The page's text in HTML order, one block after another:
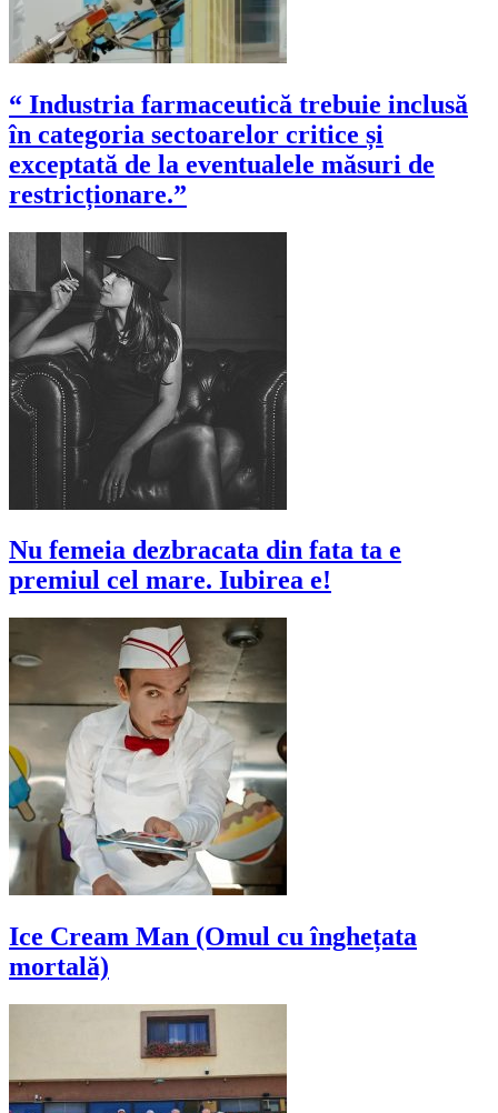
“ Industria farmaceutică trebuie inclusă
în categoria sectoarelor critice și
exceptată de la eventualele măsuri de
restricționare.”
Nu femeia dezbracata din fata ta e
premiul cel mare. Iubirea e!
Ice Cream Man (Omul cu înghețata
mortală)